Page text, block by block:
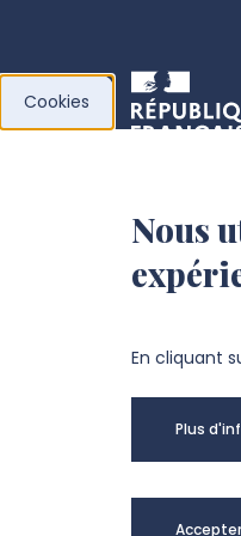
Chemin du
+33 3 22
Cookies
Nous
En cliquant
Plus